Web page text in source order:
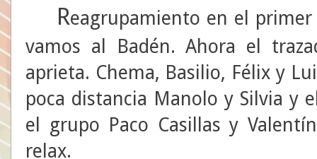
Reagrupamiento en el
vamos al Badén. Ahora el
aprieta. Chema, Basilio, Félix y
poca distancia Manolo y Silvia y
el grupo Paco Casillas y
relax.